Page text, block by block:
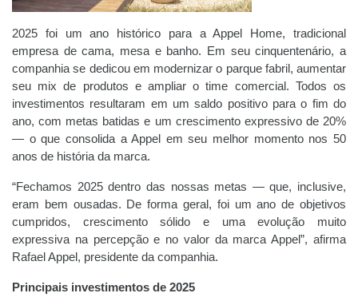
2025 foi um ano histórico para a Appel Home, tradicional
empresa de cama, mesa e banho. Em seu cinquentenário, a
companhia se dedicou em modernizar o parque fabril, aumentar
seu mix de produtos e ampliar o time comercial. Todos os
investimentos resultaram em um saldo positivo para o fim do
ano, com metas batidas e um crescimento expressivo de 20%
— o que consolida a Appel em seu melhor momento nos 50
anos de história da marca.
“Fechamos 2025 dentro das nossas metas — que, inclusive,
eram bem ousadas. De forma geral, foi um ano de objetivos
cumpridos, crescimento sólido e uma evolução muito
expressiva na percepção e no valor da marca Appel”, afirma
Rafael Appel, presidente da companhia.
Principais investimentos de 2025